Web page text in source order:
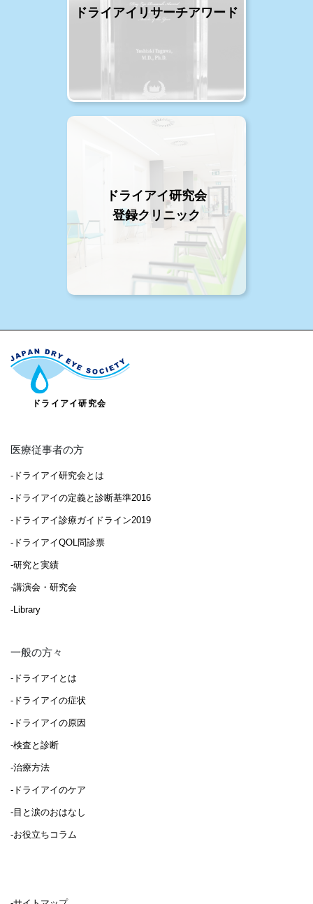
ドライアイリサーチアワード
ドライアイ研究会
登録クリニック
医療従事者の方
-ドライアイ研究会とは
-ドライアイの定義と診断基準2016
-ドライアイ診療ガイドライン2019
-ドライアイQOL問診票
-研究と実績
-講演会・研究会
-Library
一般の方々
-ドライアイとは
-ドライアイの症状
-ドライアイの原因
-検査と診断
-治療方法
-ドライアイのケア
-目と涙のおはなし
-お役立ちコラム